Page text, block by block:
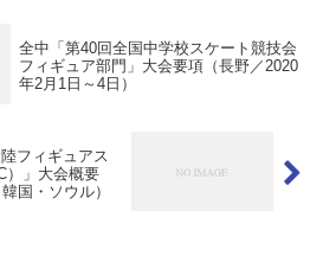
全中「第40回全国中学校スケート競技会
フィギュア部門」大会要項（長野／2020
年2月1日～4日）
フィギュアス
）」大会概要
国・ソウル）